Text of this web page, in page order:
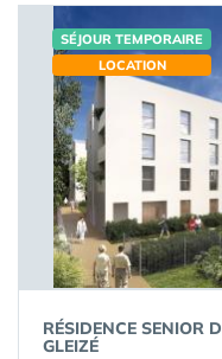
SÉJOUR TEMPORAIRE
LOCATION
RÉSIDENCE SENIOR
GLEIZÉ